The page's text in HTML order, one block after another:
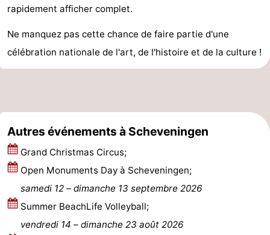
Médicales
Région
Hollande-
Schoorlse
Duinen
Bergen
aan
Zee
-
Bergen
-
Alkmaar
-
Egmond
aan
-
Noordhollands
rapidement afficher complet.
Ne manquez pas cette chance de faire partie d'une
célébration nationale de l'art, de l'histoire et de la culture !
Autres événements à Scheveningen
Grand Christmas Circus;
Open Monuments Day à Scheveningen;
samedi 12 – dimanche 13 septembre 2026
Summer BeachLife Volleyball;
vendredi 14 – dimanche 23 août 2026